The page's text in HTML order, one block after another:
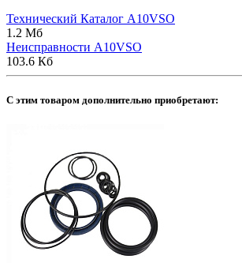
Технический Каталог A10VSO
1.2 Мб
Неисправности A10VSO
103.6 Кб
C этим товаром дополнительно приобретают: